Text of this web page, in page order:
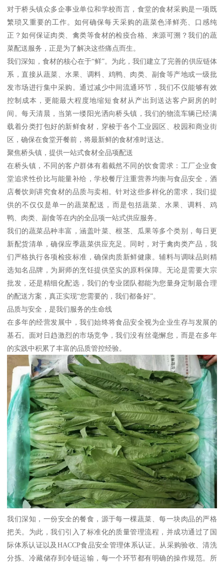
对于桥头镇众多企事业单位和学校而言，食堂的食材采购是一项既
繁琐又重要的工作。如何确保每天采购的蔬菜色泽鲜亮、口感纯
正？如何保证肉类、禽类等食材的检疫合格、来源可溯？我们的蔬
菜配送服务，正是为了解决这些痛点而生。
我们深知，食材的核心在于“鲜”。为此，我们建立了完善的供应链体
系，直接从蔬菜、水果、调料、鸡鸭、肉类、副食等产地或一级批
发市场进行集中采购。通过减少中间流通环节，我们不仅能够有效
控制成本，更能最大程度地缩短食材从产出到送达客户厨房的时
间。每天清晨，当第一缕阳光洒向桥头镇，我们的物流车辆已经满
载着分类打包好的新鲜食材，穿梭于各个工业园区、校园和商业街
区，确保在食堂开餐前，将最新鲜的食材准时送达。
聚焦桥头镇，提供一站式食材全品项配送
在桥头镇，不同的客户群体有着截然不同的饮食需求：工厂企业食
堂追求性价比与能量补给，学校餐厅注重营养均衡与食品安全，酒
店餐饮则讲究食材的品质与卖相。针对这些多样化的需求，我们提
供的不仅仅是单一的蔬菜配送，而是包括蔬菜、水果、调料、鸡
鸭、肉类、副食等在内的全品项一站式供应服务。
我们的蔬菜品种丰富，涵盖叶菜、根茎、瓜果等多个类别，每日更
新配货清单，确保应季蔬菜供应充足。同时，对于禽肉类产品，我
们严格执行各项检疫标准，确保肉质新鲜健康。辅料与调味品则精
选知名品牌，为厨师的烹饪提供坚实的原料保障。无论是需要大宗
批发，还是精细化配选，我们的专业团队都能为您量身定制最合理
的配送方案，真正实现“您需要的，我们都备好”。
品质与安全，是我们服务的生命线
在多年的经营发展中，我们始终将食品安全视为企业生存与发展的
基石。面对日趋激烈的市场竞争，我们没有丝毫懈怠，而是在多年
的实践中积累了丰富的品质管控经验。
我们深知，一份安全的餐食，源于每一棵蔬菜、每一块肉品的严格
把关。为此，我们引入了标准化的质量管理流程，并成功通过了国
际体系认证以及HACCP食品安全管理体系认证。从采购验收、清洗
分拣、冷藏储存到冷链运输，每一个环节都有明确的操作规范。所